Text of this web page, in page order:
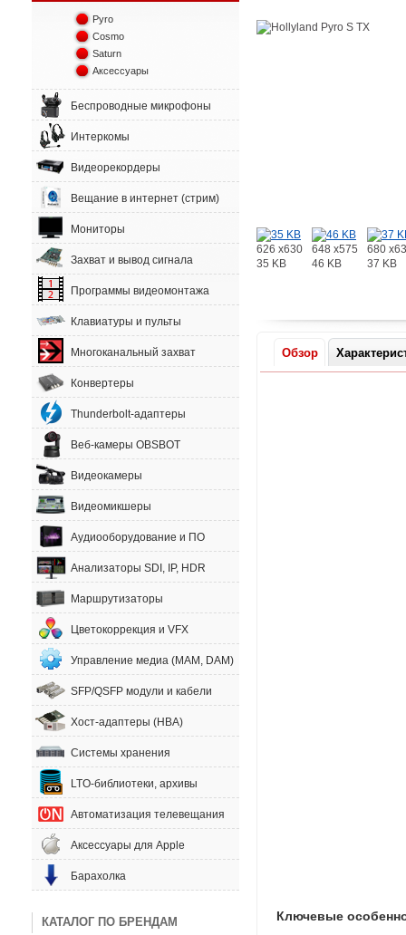
Pyro
Cosmo
Saturn
Аксессуары
Беспроводные микрофоны
Интеркомы
Видеорекордеры
Вещание в интернет (стрим)
Мониторы
Захват и вывод сигнала
Программы видеомонтажа
Клавиатуры и пульты
Многоканальный захват
Конвертеры
Thunderbolt-адаптеры
Веб-камеры OBSBOT
Видеокамеры
Видеомикшеры
Аудиооборудование и ПО
Анализаторы SDI, IP, HDR
Маршрутизаторы
Цветокоррекция и VFX
Управление медиа (MAM, DAM)
SFP/QSFP модули и кабели
Хост-адаптеры (HBA)
Системы хранения
LTO-библиотеки, архивы
Автоматизация телевещания
Аксессуары для Apple
Барахолка
КАТАЛОГ ПО БРЕНДАМ
626 x630
35 KB
648 x575
46 KB
680
37 KB
Обзор
Ключевые